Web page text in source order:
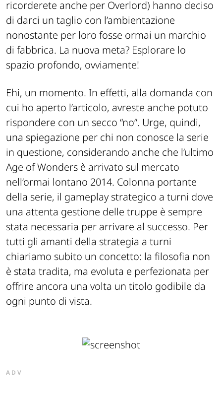
ricorderete anche per Overlord) hanno deciso
di darci un taglio con l’ambientazione
nonostante per loro fosse ormai un marchio
di fabbrica. La nuova meta? Esplorare lo
spazio profondo, ovviamente!
Ehi, un momento. In effetti, alla domanda con
cui ho aperto l’articolo, avreste anche potuto
rispondere con un secco “no”. Urge, quindi,
una spiegazione per chi non conosce la serie
in questione, considerando anche che l’ultimo
Age of Wonders è arrivato sul mercato
nell’ormai lontano 2014. Colonna portante
della serie, il gameplay strategico a turni dove
una attenta gestione delle truppe è sempre
stata necessaria per arrivare al successo. Per
tutti gli amanti della strategia a turni
chiariamo subito un concetto: la filosofia non
è stata tradita, ma evoluta e perfezionata per
offrire ancora una volta un titolo godibile da
ogni punto di vista.
ADV